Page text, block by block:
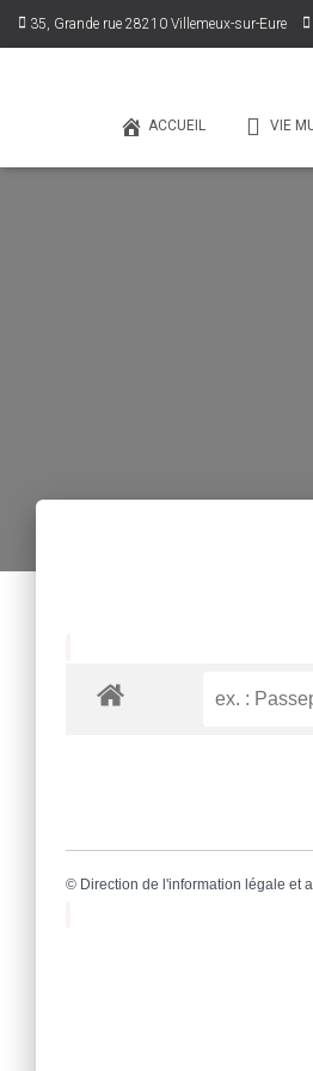
35, Grande rue 28210 Villemeux-sur-Eure
ACCUEIL VIE
© Direction de l'information légale et